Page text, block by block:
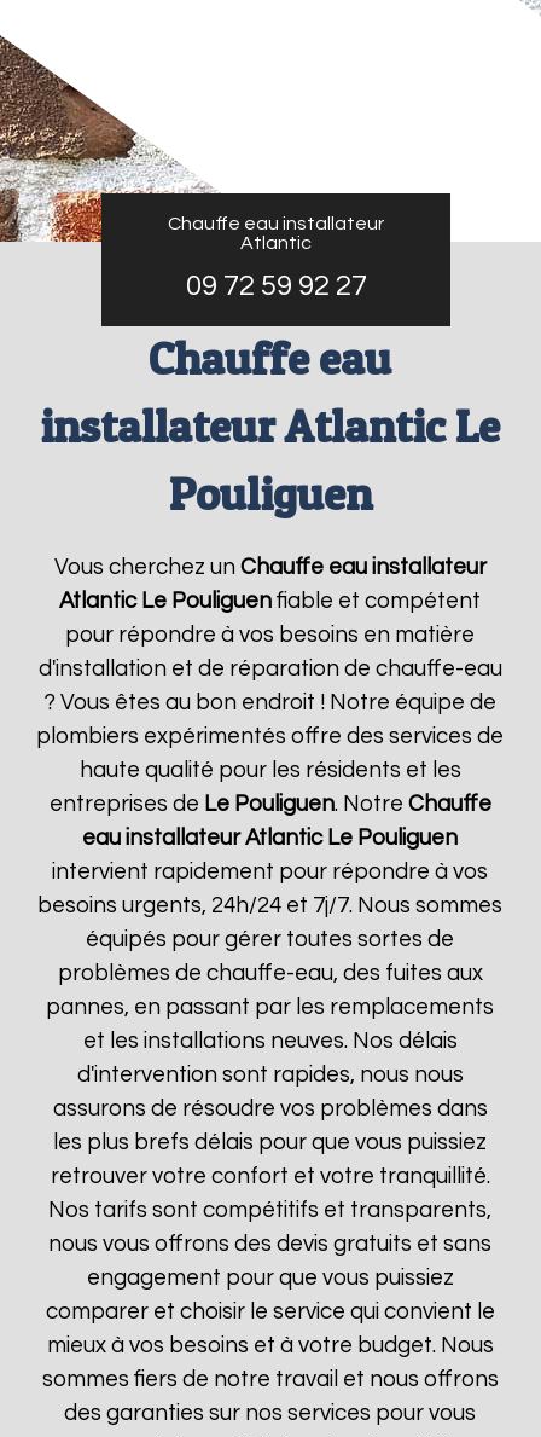
Chauffe eau installateur
Atlantic
09 72 59 92 27
Chauffe eau
installateur Atlantic Le
Pouliguen
Vous cherchez un Chauffe eau installateur
Atlantic Le Pouliguen fiable et compétent
pour répondre à vos besoins en matière
d'installation et de réparation de chauffe-eau
? Vous êtes au bon endroit ! Notre équipe de
plombiers expérimentés offre des services de
haute qualité pour les résidents et les
entreprises de Le Pouliguen. Notre Chauffe
eau installateur Atlantic Le Pouliguen
intervient rapidement pour répondre à vos
besoins urgents, 24h/24 et 7j/7. Nous sommes
équipés pour gérer toutes sortes de
problèmes de chauffe-eau, des fuites aux
pannes, en passant par les remplacements
et les installations neuves. Nos délais
d'intervention sont rapides, nous nous
assurons de résoudre vos problèmes dans
les plus brefs délais pour que vous puissiez
retrouver votre confort et votre tranquillité.
Nos tarifs sont compétitifs et transparents,
nous vous offrons des devis gratuits et sans
engagement pour que vous puissiez
comparer et choisir le service qui convient le
mieux à vos besoins et à votre budget. Nous
sommes fiers de notre travail et nous offrons
des garanties sur nos services pour vous